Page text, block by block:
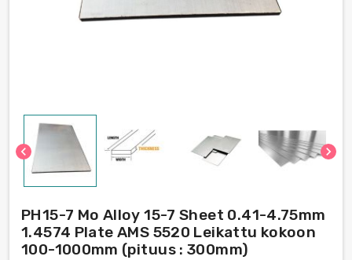
chevron_left chevron_right
PH15-7 Mo Alloy 15-7 Sheet 0.41-4.75mm
1.4574 Plate AMS 5520 Leikattu kokoon
100-1000mm (pituus : 300mm)